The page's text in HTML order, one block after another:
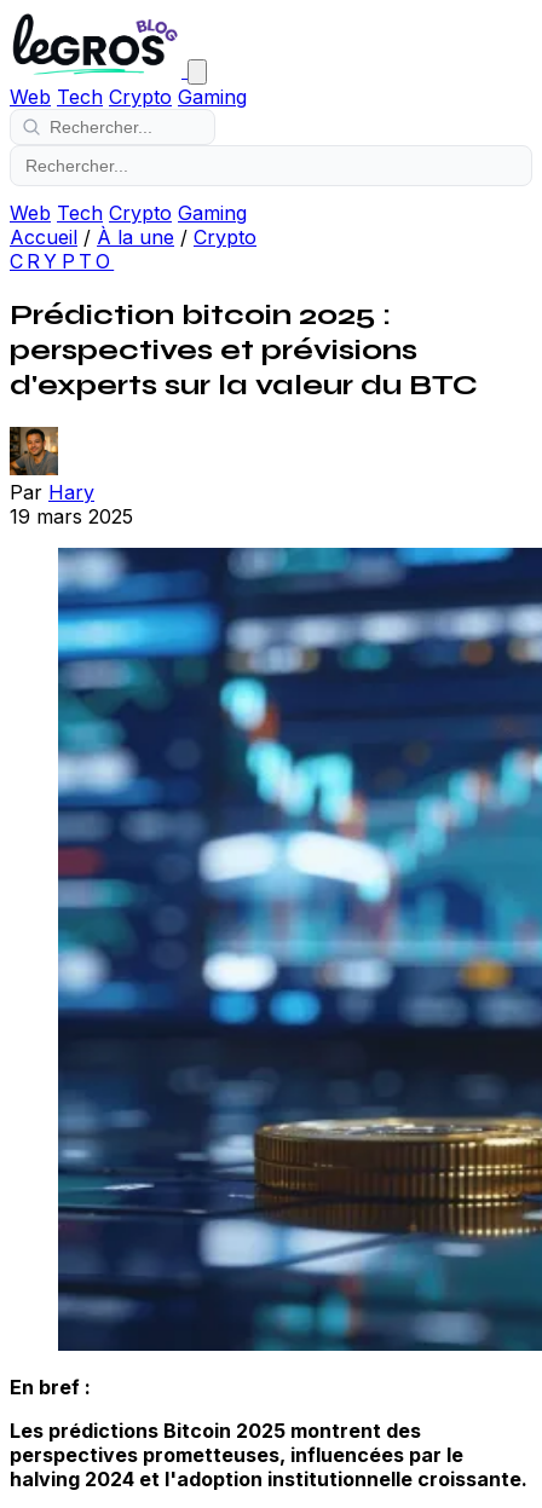
Web Tech Crypto Gaming
Web Tech Crypto Gaming
Accueil / À la une / Crypto
CRYPTO
Prédiction bitcoin 2025 :
perspectives et prévisions
d'experts sur la valeur du BTC
Par Hary
19 mars 2025
En bref :
Les prédictions Bitcoin 2025 montrent des
perspectives prometteuses, influencées par le
halving 2024 et l'adoption institutionnelle croissante.